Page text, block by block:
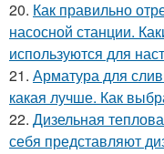
20. Как правильно
насосной станции.
используются для
21. Арматура для
какая лучше. Как
22. Дизельная
себя представляют